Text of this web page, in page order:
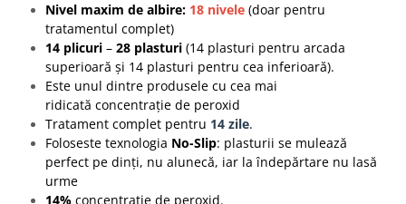
Nivel maxim de albire: 18 nivele (doar pentru
tratamentul complet)
14 plicuri – 28 plasturi (14 plasturi pentru arcada
superioară și 14 plasturi pentru cea inferioară).
Este unul dintre produsele cu cea mai
ridicată concentrație de peroxid
Tratament complet pentru 14 zile.
Foloseste texnologia No-Slip: plasturii se mulează
perfect pe dinți, nu alunecă, iar la îndepărtare nu lasă
urme
14% concentratie de peroxid.